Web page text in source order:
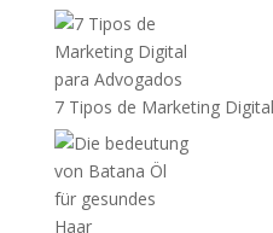
7 Tipos de Marketing